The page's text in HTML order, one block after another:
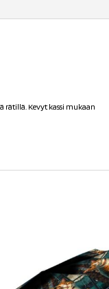
rätillä. Kevyt kassi mukaan